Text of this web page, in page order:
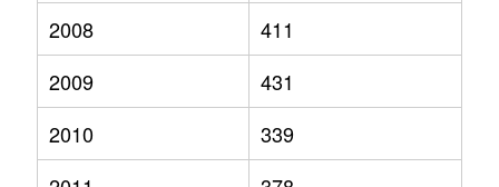
2008
411
2009
431
2010
339